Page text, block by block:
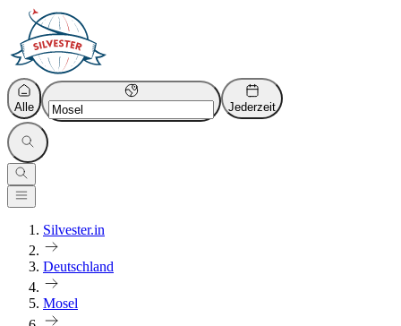
Alle Jederzeit
Silvester.in
Deutschland
Mosel